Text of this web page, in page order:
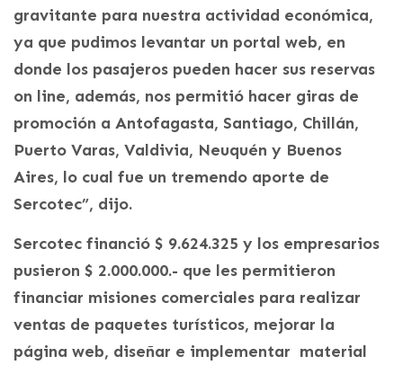
gravitante para nuestra actividad económica,
ya que pudimos levantar un portal web, en
donde los pasajeros pueden hacer sus reservas
on line, además, nos permitió hacer giras de
promoción a Antofagasta, Santiago, Chillán,
Puerto Varas, Valdivia, Neuquén y Buenos
Aires, lo cual fue un tremendo aporte de
Sercotec”, dijo.
Sercotec financió $ 9.624.325 y los empresarios
pusieron $ 2.000.000.- que les permitieron
financiar misiones comerciales para realizar
ventas de paquetes turísticos, mejorar la
página web, diseñar e implementar material